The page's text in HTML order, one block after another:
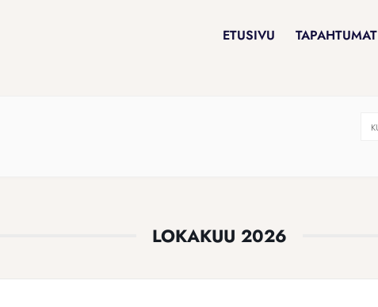
ETUSIVU TAPAHTUMAT
LOKAKUU 2026